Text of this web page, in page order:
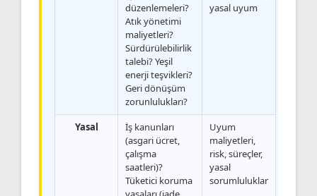
düzenlemeleri?
Atık yönetimi
maliyetleri?
Sürdürülebilirlik
talebi? Yeşil
enerji teşvikleri?
Geri dönüşüm
zorunlulukları?
yasal uyum
Yasal
İş kanunları
(asgari ücret,
çalışma
saatleri)?
Tüketici koruma
Uyum
maliyetleri,
risk, süreçler,
yasal
sorumluluklar